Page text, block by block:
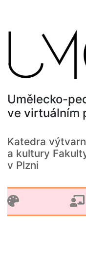
Umělecko-
ve virtuálním
Katedra
a kultury
v Plzni